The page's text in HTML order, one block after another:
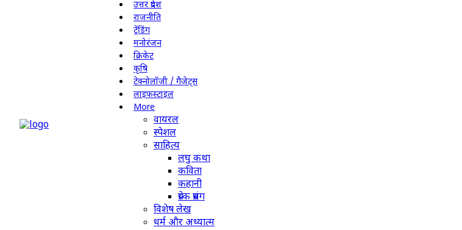
उत्तर प्रदेश
राजनीति
ट्रेंडिंग
मनोरंजन
क्रिकेट
कृषि
टेक्नोलॉजी / गैजेट्स
लाइफस्टाइल
More
वायरल
स्पेशल
साहित्य
लघु कथा
कविता
कहानी
प्रेरक प्रसंग
विशेष लेख
धर्म और अध्यात्म